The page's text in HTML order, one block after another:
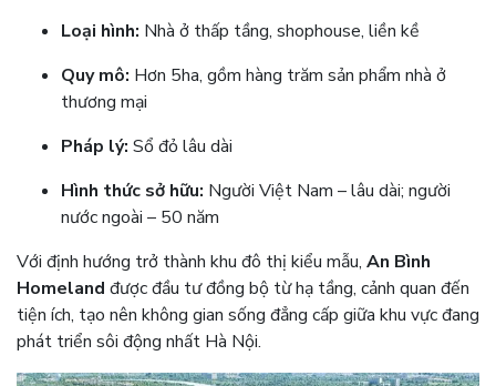
Loại hình: Nhà ở thấp tầng, shophouse, liền kề
Quy mô: Hơn 5ha, gồm hàng trăm sản phẩm nhà ở
thương mại
Pháp lý: Sổ đỏ lâu dài
Hình thức sở hữu: Người Việt Nam – lâu dài; người
nước ngoài – 50 năm
Với định hướng trở thành khu đô thị kiểu mẫu, An Bình
Homeland được đầu tư đồng bộ từ hạ tầng, cảnh quan đến
tiện ích, tạo nên không gian sống đẳng cấp giữa khu vực đang
phát triển sôi động nhất Hà Nội.